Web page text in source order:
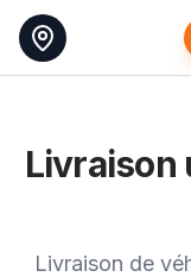
Livraison
Livraison de